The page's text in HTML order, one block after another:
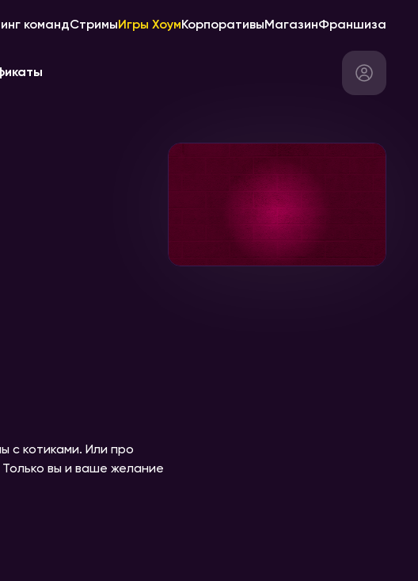
командСтримыИгры ХоумКорпоративыМагазинФраншиза
с котиками. Или про
Только вы и ваше желание